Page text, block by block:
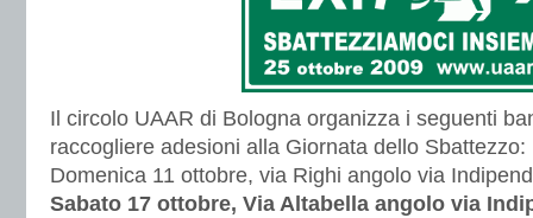
Il circolo UAAR di Bologna organizza i seguenti
raccogliere adesioni alla Giornata dello Sbattezzo:
Domenica 11 ottobre, via Righi angolo via
Sabato 17 ottobre, Via Altabella angolo via